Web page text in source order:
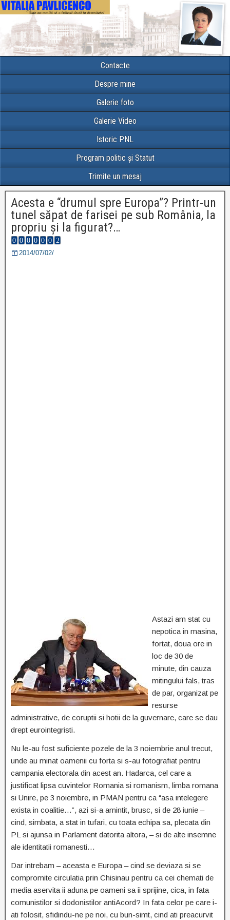
Contacte
Despre mine
Galerie foto
Galerie Video
Istoric PNL
Program politic și Statut
Trimite un mesaj
Acesta e “drumul spre Europa”? Printr-un
tunel săpat de farisei pe sub România, la
propriu și la figurat?…
2014/07/02/
Astazi am stat cu
nepotica in masina,
fortat, doua ore in
loc de 30 de
minute, din cauza
mitingului fals, tras
de par, organizat pe
resurse
administrative, de coruptii si hotii de la guvernare, care se dau
drept eurointegristi.
Nu le-au fost suficiente pozele de la 3 noiembrie anul trecut,
unde au minat oamenii cu forta si s-au fotografiat pentru
campania electorala din acest an. Hadarca, cel care a
justificat lipsa cuvintelor Romania si romanism, limba romana
si Unire, pe 3 noiembre, in PMAN pentru ca “asa intelegere
exista in coalitie…”, azi si-a amintit, brusc, si de 28 iunie –
cind, simbata, a stat in tufari, cu toata echipa sa, plecata din
PL si ajunsa in Parlament datorita altora, – si de alte insemne
ale identitatii romanesti…
Dar intrebam – aceasta e Europa – cind se deviaza si se
compromite circulatia prin Chisinau pentru ca cei chemati de
media aservita ii aduna pe oameni sa ii sprijine, cica, in fata
comunistilor si dodonistilor antiAcord? In fata celor pe care i-
ati folosit, sfidindu-ne pe noi, cu bun-simt, cind ati preacurvit